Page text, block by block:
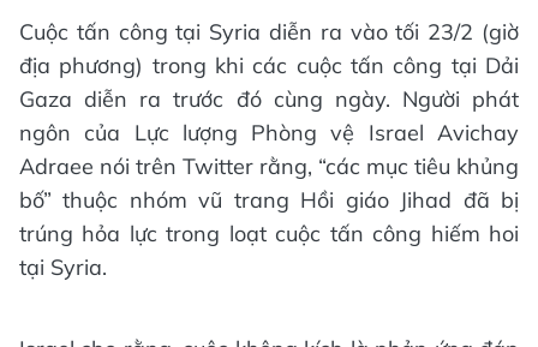
Cuộc tấn công tại Syria diễn ra vào tối 23/2 (giờ
địa phương) trong khi các cuộc tấn công tại Dải
Gaza diễn ra trước đó cùng ngày. Người phát
ngôn của Lực lượng Phòng vệ Israel Avichay
Adraee nói trên Twitter rằng, “các mục tiêu khủng
bố” thuộc nhóm vũ trang Hồi giáo Jihad đã bị
trúng hỏa lực trong loạt cuộc tấn công hiếm hoi
tại Syria.